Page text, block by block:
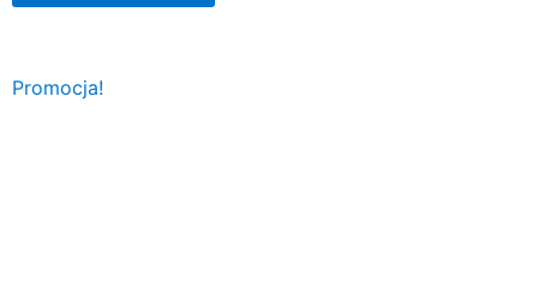
Promocja!